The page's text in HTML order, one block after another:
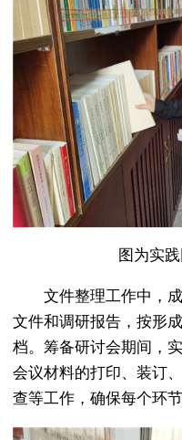
图为实
文件整理工作中，
文件和调研报告，按形
档。筹备研讨会期间，
会议材料的打印、装订
查等工作，确保每个环节